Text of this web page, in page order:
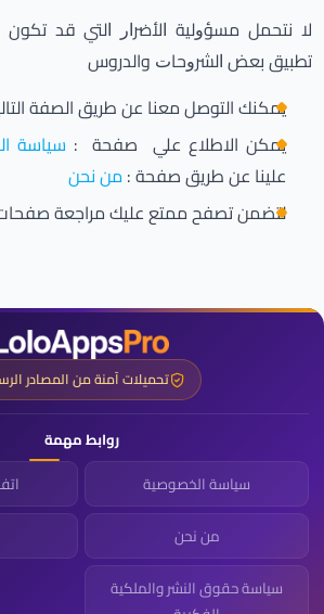
ﻻ ﻧﺘﺤﻤﻞ ﻣﺴﺆﻭﻟﻴﺔ ﺍلأﺿﺮﺍﺭ ﺍﻟﺘﻲ ﻗﺪ
تطبيق ﺑﻌﺾ ﺍﻟﺸﺮﻭﺣﺎﺕ والدروس
يمكنك التوصل معنا عن طريق الصفة
يمكن الاطلاع علي صفحة : سياسة
علينا عن طريق صفحة : من نحن
لتضمن تصفح ممتع عليك مراجعة صفحات
تحميلات آمنة من المصادر
روابط مهمة
سياسة الخصوصية
من نحن
سياسة حقوق النشر والملكية